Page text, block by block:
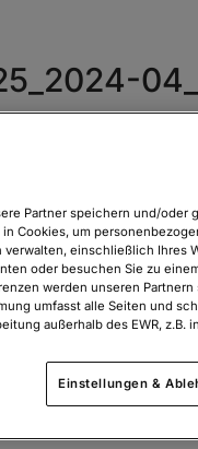
WanIfra
Partner speichern und/oder
Cookies, um
verwalten, einschließlich Ihres
oder besuchen Sie zu
werden unseren
umfasst alle Seiten und
außerhalb des EWR, z.B.
Einstellungen &